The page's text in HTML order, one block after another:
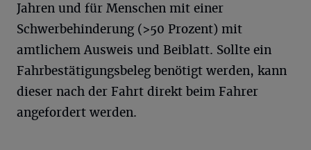
Jahren und für Menschen mit einer
Schwerbehinderung (>50 Prozent) mit
amtlichem Ausweis und Beiblatt. Sollte ein
Fahrbestätigungsbeleg benötigt werden, kann
dieser nach der Fahrt direkt beim Fahrer
angefordert werden.